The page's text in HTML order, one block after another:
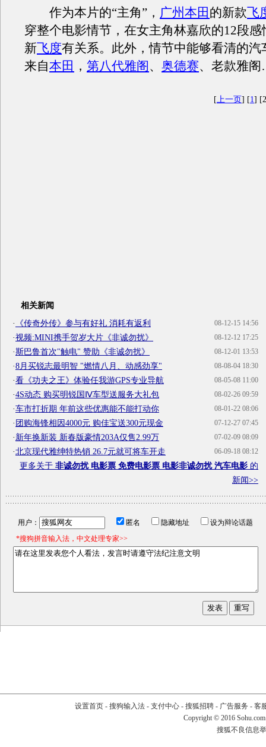
作为本片的“主角”， 广州本田 的新款飞
穿整个电影情节，在女主角林嘉欣的12段
新飞度有关系。此外，情节中能够看清的汽
来自本田 ， 第八代雅阁、 奥德赛、老款雅
[上一页] [1]
相关新闻
08-12-15 14:56
· 《传奇外传》参与有好礼 消耗有返利
08-12-12 17:25
·视频:MINI携手贺岁大片《非诚勿扰》
08-12-01 13:53
·斯巴鲁首次"触电" 赞助《非诚勿扰》
08-08-04 18:30
·8月买锐志最明智 "燃情八月、动感劲享"
08-05-08 11:00
·看《功夫之王》体验任我游GPS专业导航
08-02-26 09:59
·4S动态 购买明锐国Ⅳ车型送服务大礼包
08-01-22 08:06
·车市打折期 年前这些优惠能不能打动你
07-12-27 07:45
·团购海锋相因4000元 购佳宝送300元现金
07-02-09 08:09
·新年换新装 新春版豪情203A仅售2.99万
06-09-18 08:12
·北京现代雅绅特热销 26.7元就可将车开走
更多关于 非诚勿扰 电影票 免费电影票 电影非诚勿扰 汽车电影 的
新闻>>
用户： 匿名 隐藏地址
设为辩论话题
*搜狗拼音输入法，中文处理专家>>
设置首页- 搜狗输入法- 支付中心- 搜狐招聘- 广告服务 - 客
Copyright © 2016
搜狐不良信息